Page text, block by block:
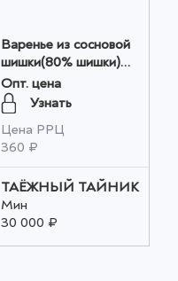
Варенье из сосновой
шишки(80% шишки)
130 гр оптом
Опт. цена
Узнать
Цена РРЦ
360 ₽
ТАЁЖНЫЙ ТАЙНИК
Мин
30 000 ₽